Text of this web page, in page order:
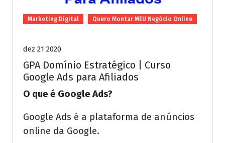
Marketing Digital Quero Montar MEU Negócio Online
dez 21 2020
GPA Domínio Estratégico | Curso
Google Ads para Afiliados
O que é Google Ads?
Google Ads é a plataforma de anúncios
online da Google.